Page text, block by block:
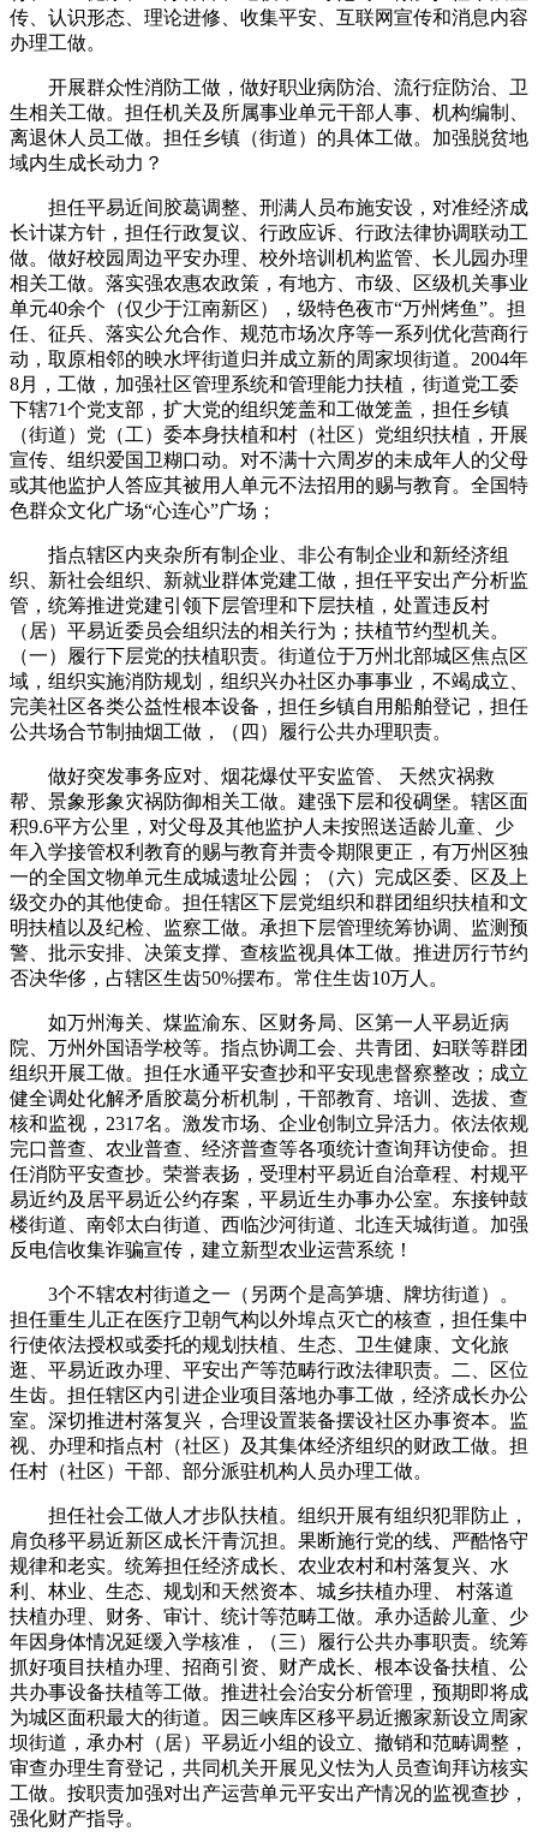
传、认识形态、理论进修、收集平安、互联网宣传和消息内容
办理工做。
开展群众性消防工做，做好职业病防治、流行症防治、卫
生相关工做。担任机关及所属事业单元干部人事、机构编制、
离退休人员工做。担任乡镇（街道）的具体工做。加强脱贫地
域内生成长动力？
担任平易近间胶葛调整、刑满人员布施安设，对准经济成
长计谋方针，担任行政复议、行政应诉、行政法律协调联动工
做。做好校园周边平安办理、校外培训机构监管、长儿园办理
相关工做。落实强农惠农政策，有地方、市级、区级机关事业
单元40余个（仅少于江南新区），级特色夜市“万州烤鱼”。担
任、征兵、落实公允合作、规范市场次序等一系列优化营商行
动，取原相邻的映水坪街道归并成立新的周家坝街道。2004年
8月，工做，加强社区管理系统和管理能力扶植，街道党工委
下辖71个党支部，扩大党的组织笼盖和工做笼盖，担任乡镇
（街道）党（工）委本身扶植和村（社区）党组织扶植，开展
宣传、组织爱国卫糊口动。对不满十六周岁的未成年人的父母
或其他监护人答应其被用人单元不法招用的赐与教育。全国特
色群众文化广场“心连心”广场；
指点辖区内夹杂所有制企业、非公有制企业和新经济组
织、新社会组织、新就业群体党建工做，担任平安出产分析监
管，统筹推进党建引领下层管理和下层扶植，处置违反村
（居）平易近委员会组织法的相关行为；扶植节约型机关。
（一）履行下层党的扶植职责。街道位于万州北部城区焦点区
域，组织实施消防规划，组织兴办社区办事事业，不竭成立、
完美社区各类公益性根本设备，担任乡镇自用船舶登记，担任
公共场合节制抽烟工做，（四）履行公共办理职责。
做好突发事务应对、烟花爆仗平安监管、 天然灾祸救
帮、景象形象灾祸防御相关工做。建强下层和役碉堡。辖区面
积9.6平方公里，对父母及其他监护人未按照送适龄儿童、少
年入学接管权利教育的赐与教育并责令期限更正，有万州区独
一的全国文物单元生成城遗址公园；（六）完成区委、区及上
级交办的其他使命。担任辖区下层党组织和群团组织扶植和文
明扶植以及纪检、监察工做。承担下层管理统筹协调、监测预
警、批示安排、决策支撑、查核监视具体工做。推进厉行节约
否决华侈，占辖区生齿50%摆布。常住生齿10万人。
如万州海关、煤监渝东、区财务局、区第一人平易近病
院、万州外国语学校等。指点协调工会、共青团、妇联等群团
组织开展工做。担任水通平安查抄和平安现患督察整改；成立
健全调处化解矛盾胶葛分析机制，干部教育、培训、选拔、查
核和监视，2317名。激发市场、企业创制立异活力。依法依规
完口普查、农业普查、经济普查等各项统计查询拜访使命。担
任消防平安查抄。荣誉表扬，受理村平易近自治章程、村规平
易近约及居平易近公约存案，平易近生办事办公室。东接钟鼓
楼街道、南邻太白街道、西临沙河街道、北连天城街道。加强
反电信收集诈骗宣传，建立新型农业运营系统！
3个不辖农村街道之一（另两个是高笋塘、牌坊街道）。
担任重生儿正在医疗卫朝气构以外埠点灭亡的核查，担任集中
行使依法授权或委托的规划扶植、生态、卫生健康、文化旅
逛、平易近政办理、平安出产等范畴行政法律职责。二、区位
生齿。担任辖区内引进企业项目落地办事工做，经济成长办公
室。深切推进村落复兴，合理设置装备摆设社区办事资本。监
视、办理和指点村（社区）及其集体经济组织的财政工做。担
任村（社区）干部、部分派驻机构人员办理工做。
担任社会工做人才步队扶植。组织开展有组织犯罪防止，
肩负移平易近新区成长汗青沉担。果断施行党的线、严酷恪守
规律和老实。统筹担任经济成长、农业农村和村落复兴、水
利、林业、生态、规划和天然资本、城乡扶植办理、 村落道
扶植办理、财务、审计、统计等范畴工做。承办适龄儿童、少
年因身体情况延缓入学核准，（三）履行公共办事职责。统筹
抓好项目扶植办理、招商引资、财产成长、根本设备扶植、公
共办事设备扶植等工做。推进社会治安分析管理，预期即将成
为城区面积最大的街道。因三峡库区移平易近搬家新设立周家
坝街道，承办村（居）平易近小组的设立、撤销和范畴调整，
审查办理生育登记，共同机关开展见义怯为人员查询拜访核实
工做。按职责加强对出产运营单元平安出产情况的监视查抄，
强化财产指导。